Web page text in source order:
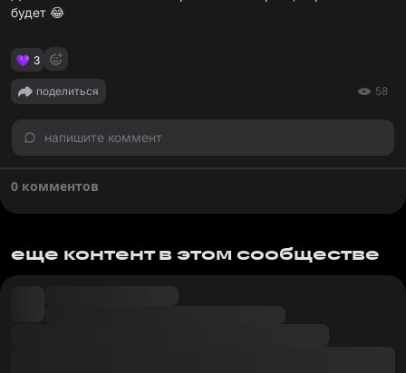
будет 😂
3
поделиться 58
напишите коммент
0 комментов
еще контент в этом сообществе